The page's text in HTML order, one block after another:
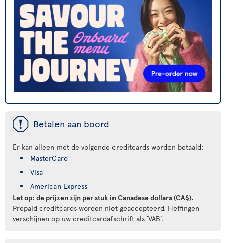
ü Betalen aan boord
Er kan alleen met de volgende creditcards worden betaald:
MasterCard
Visa
American Express
Let op: de prijzen zijn per stuk in Canadese dollars (CA$).
Prepaid creditcards worden niet geaccepteerd. Heffingen
verschijnen op uw creditcardafschrift als ´VAB´.